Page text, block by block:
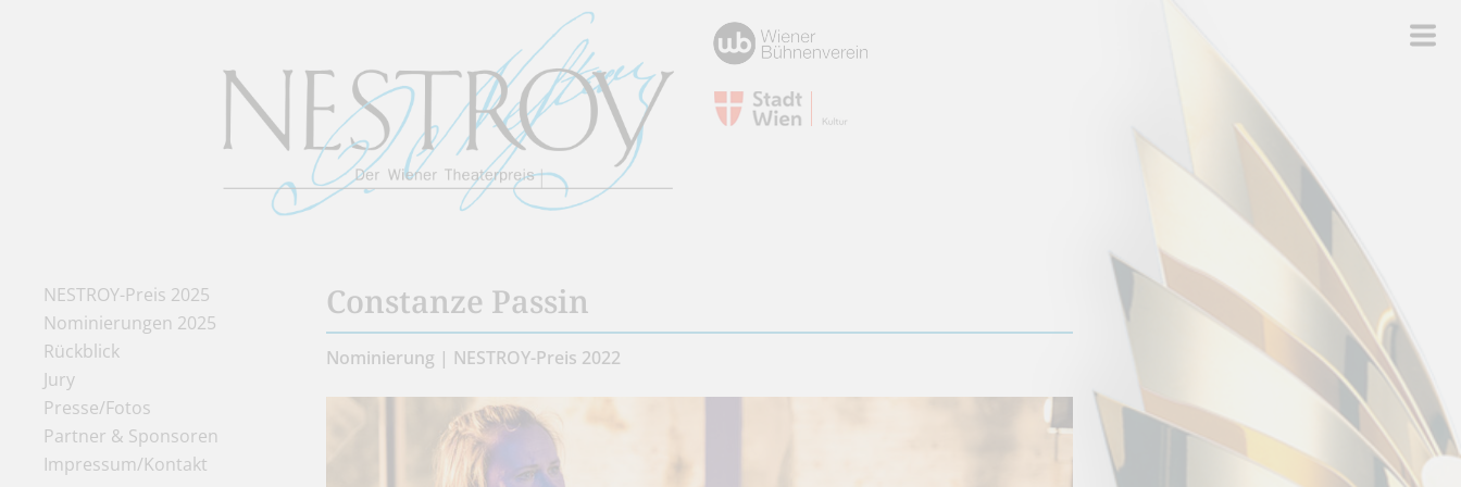
NESTROY-Preis 2025
Nominierungen 2025
Rückblick
Jury
Presse/Fotos
Partner & Sponsoren
Impressum/Kontakt
Constanze Passin
Nominierung | NESTROY-Preis 2022